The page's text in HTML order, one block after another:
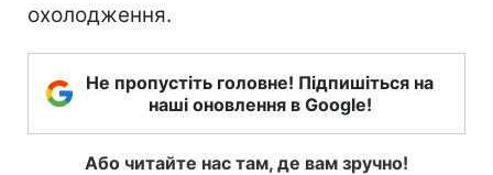
охолодження.
Не пропустіть головне! Підпишіться на
наші оновлення в Google!
Або читайте нас там, де вам зручно!